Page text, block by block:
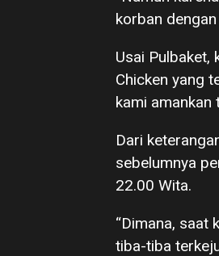
korban
Usai Pulbaket,
Chicken yang
kami amankan
Dari
sebelumnya
22.00 Wita.
“Dimana, saat
tiba-tiba